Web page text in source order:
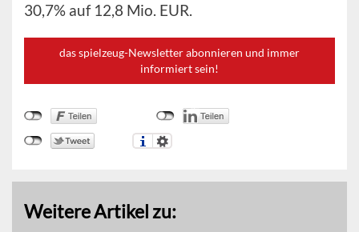
30,7% auf 12,8 Mio. EUR.
das spielzeug-Newsletter abonnieren und immer
informiert sein!
Weitere Artikel zu: